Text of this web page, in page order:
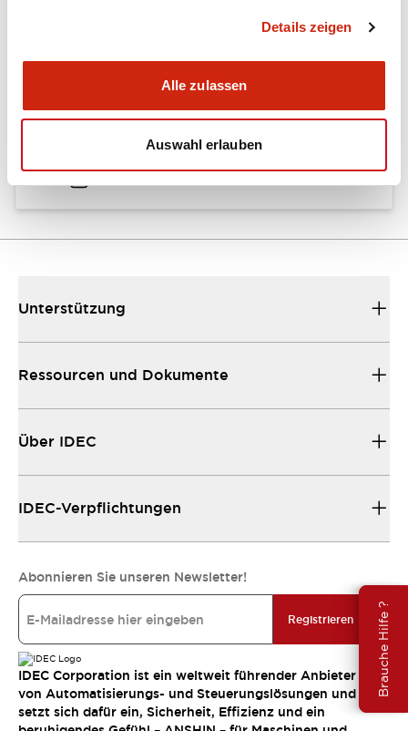
Details zeigen
Alle zulassen
Auswahl erlauben
Brauche Hilfe ?
.PDF724.95KB
Unterstützung
Ressourcen und Dokumente
Über IDEC
IDEC-Verpflichtungen
Abonnieren Sie unseren Newsletter!
Registrieren
IDEC Corporation ist ein weltweit führender Anbieter
von Automatisierungs- und Steuerungslösungen und
setzt sich dafür ein, Sicherheit, Effizienz und ein